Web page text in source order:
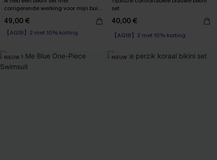
corrigerende werking voor mijn buik
49,00 €
【AG18】2 met 10% korting
High Waist
set
40,00 €
【AG18】2 met 10% korting
NIEUW NIEUW